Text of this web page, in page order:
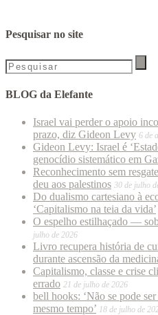
Pesquisar no site
BLOG da Elefante
Israel vai perder o apoio
prazo, diz Gideon Levy 6 de
Gideon Levy: Israel é
genocídio sistemático em
Reconhecimento sem
deu aos palestinos 30 de julho
Do dualismo cartesiano à
‘Capitalismo na teia da vida’
O espelho estilhaçado —
julho de 2026
Livro recupera história de
durante ascensão da
Capitalismo, classe e crise
errado 21 de julho de 2026
bell hooks: ‘Não se pode
mesmo tempo’ 18 de julho de